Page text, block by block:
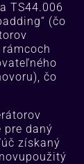
TS44.006
(čo
čo
pre daný
získaný